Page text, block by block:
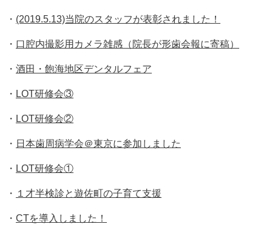
・ (2019.5.13)当院のスタッフが表彰されました！
・ 口腔内撮影用カメラ雑感（院長が形歯会報に寄稿）
・ 酒田・飽海地区デンタルフェア
・ LOT研修会③
・ LOT研修会②
・ 日本歯周病学会＠東京に参加しました
・ LOT研修会①
・ １才半検診と遊佐町の子育て支援
・ CTを導入しました！